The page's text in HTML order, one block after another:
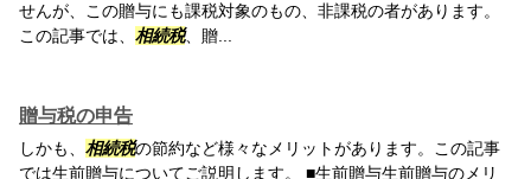
せんが、この贈与にも課税対象のもの、非課税の者があります。
この記事では、 相続税、贈...
贈与税の申告
しかも、 相続税の節約など様々なメリットがあります。この記事
では生前贈与についてご説明します。 ■生前贈与生前贈与のメリ